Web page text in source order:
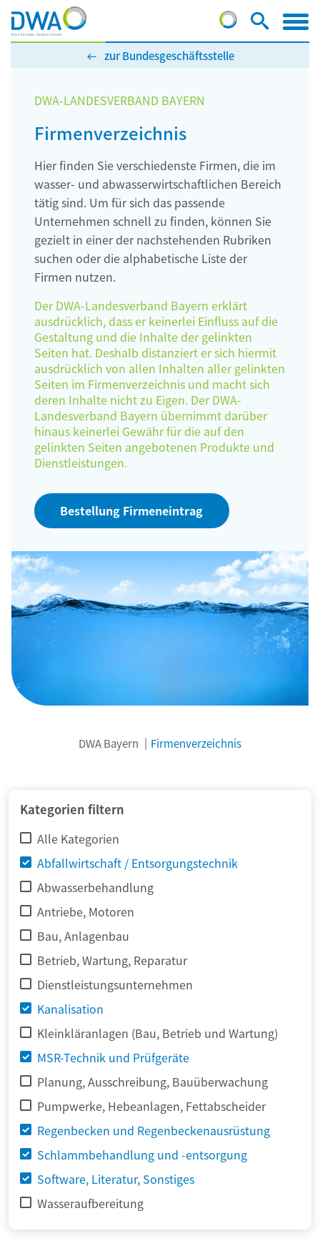
zur Bundesgeschäftsstelle
DWA-LANDESVERBAND BAYERN
Firmenverzeichnis
Hier finden Sie verschiedenste Firmen, die im
wasser- und abwasserwirtschaftlichen Bereich
tätig sind. Um für sich das passende
Unternehmen schnell zu finden, können Sie
gezielt in einer der nachstehenden Rubriken
suchen oder die alphabetische Liste der
Firmen nutzen.
Der DWA-Landesverband Bayern erklärt
ausdrücklich, dass er keinerlei Einfluss auf die
Gestaltung und die Inhalte der gelinkten
Seiten hat. Deshalb distanziert er sich hiermit
ausdrücklich von allen Inhalten aller gelinkten
Seiten im Firmenverzeichnis und macht sich
deren Inhalte nicht zu Eigen. Der DWA-
Landesverband Bayern übernimmt darüber
hinaus keinerlei Gewähr für die auf den
gelinkten Seiten angebotenen Produkte und
Dienstleistungen.
Bestellung Firmeneintrag
DWA Bayern Firmenverzeichnis
Kategorien filtern
Alle Kategorien
Abfallwirtschaft / Entsorgungstechnik
Abwasserbehandlung
Antriebe, Motoren
Bau, Anlagenbau
Betrieb, Wartung, Reparatur
Dienstleistungsunternehmen
Kanalisation
Kleinkläranlagen (Bau, Betrieb und Wartung)
MSR-Technik und Prüfgeräte
Planung, Ausschreibung, Bauüberwachung
Pumpwerke, Hebeanlagen, Fettabscheider
Regenbecken und Regenbeckenausrüstung
Schlammbehandlung und -entsorgung
Software, Literatur, Sonstiges
Wasseraufbereitung